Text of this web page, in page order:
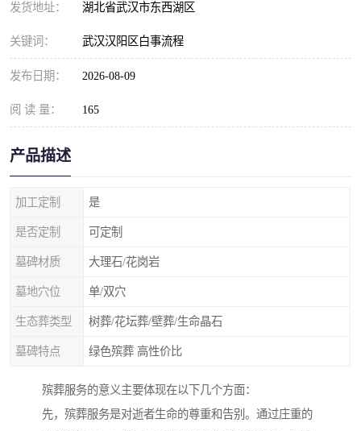
发货地址： 湖北省武汉市东西湖区
关键词： 武汉汉阳区白事流程
发布日期： 2026-08-09
阅 读 量： 165
产品描述
加工定制 是
是否定制 可定制
墓碑材质 大理石/花岗岩
墓地穴位 单/双穴
生态葬类型 树葬/花坛葬/壁葬/生命晶石
墓碑特点 绿色殡葬 高性价比
殡葬服务的意义主要体现在以下几个方面：
先，殡葬服务是对逝者生命的尊重和告别。通过庄重的